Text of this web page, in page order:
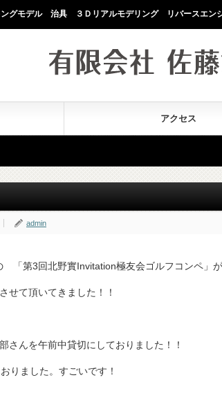
グモデル 治具 ３Ｄリアルモデリング リバースエン
アクセス
製品開発
admin
「第3回北野實Invitation極友会ゴルフコンペ」が
せて頂いてきました！！
さんを午前中貸切にしておりました！！
りました。すごいです！